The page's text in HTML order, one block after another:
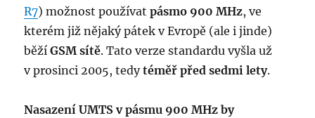
R7) možnost používatpásmo 900 MHz, ve
kterém již nějaký pátek v Evropě (ale i jinde)
běžíGSM sítě. Tato verze standardu vyšla už
v prosinci 2005, tedytéměř před sedmi lety.
Nasazení UMTS v pásmu 900 MHz by